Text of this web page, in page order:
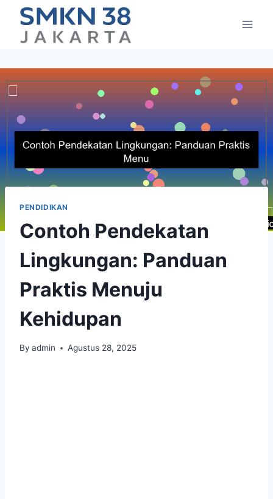
content
PENDIDIKAN
Contoh Pendekatan
Lingkungan: Panduan
Praktis Menuju
Kehidupan
By admin Agustus 28, 2025